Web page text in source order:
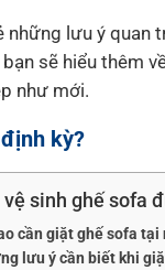
những lưu ý
sẽ hiểu thêm
như mới.
kỳ?
vệ sinh ghế sofa
cần giặt ghế sofa tại
lưu ý cần biết khi